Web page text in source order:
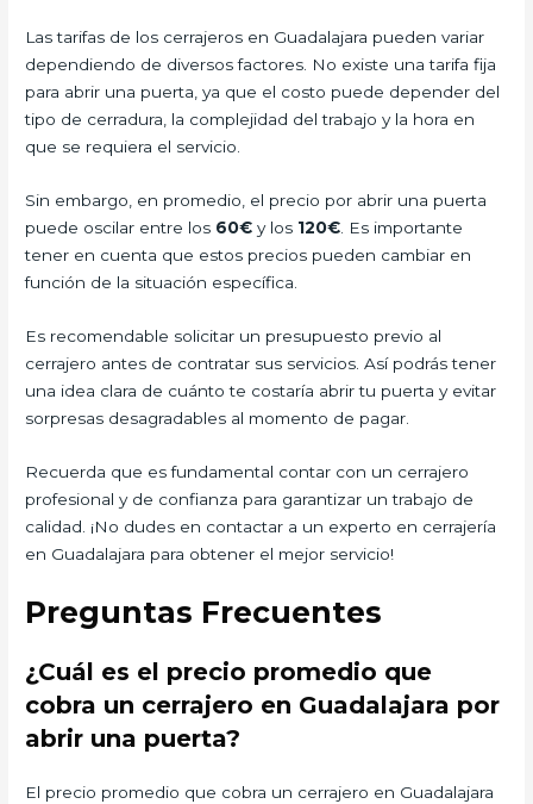
Las tarifas de los cerrajeros en Guadalajara pueden variar
dependiendo de diversos factores. No existe una tarifa fija
para abrir una puerta, ya que el costo puede depender del
tipo de cerradura, la complejidad del trabajo y la hora en
que se requiera el servicio.
Sin embargo, en promedio, el precio por abrir una puerta
puede oscilar entre los 60€ y los 120€ . Es importante
tener en cuenta que estos precios pueden cambiar en
función de la situación específica.
Es recomendable solicitar un presupuesto previo al
cerrajero antes de contratar sus servicios. Así podrás tener
una idea clara de cuánto te costaría abrir tu puerta y evitar
sorpresas desagradables al momento de pagar.
Recuerda que es fundamental contar con un cerrajero
profesional y de confianza para garantizar un trabajo de
calidad. ¡No dudes en contactar a un experto en cerrajería
en Guadalajara para obtener el mejor servicio!
Preguntas Frecuentes
¿Cuál es el precio promedio que
cobra un cerrajero en Guadalajara por
abrir una puerta?
El precio promedio que cobra un cerrajero en Guadalajara